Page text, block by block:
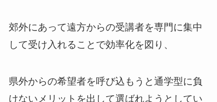
郊外にあって遠方からの受講者を専門に集中
して受け入れることで効率化を図り、
県外からの希望者を呼び込もうと通学型に負
けないメリットを出して選ばれようとしてい